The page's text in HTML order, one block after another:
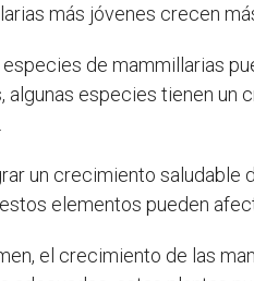
más jóvenes crecen
especies de mammillarias
algunas especies tienen un
un crecimiento saludable
elementos pueden
el crecimiento de las